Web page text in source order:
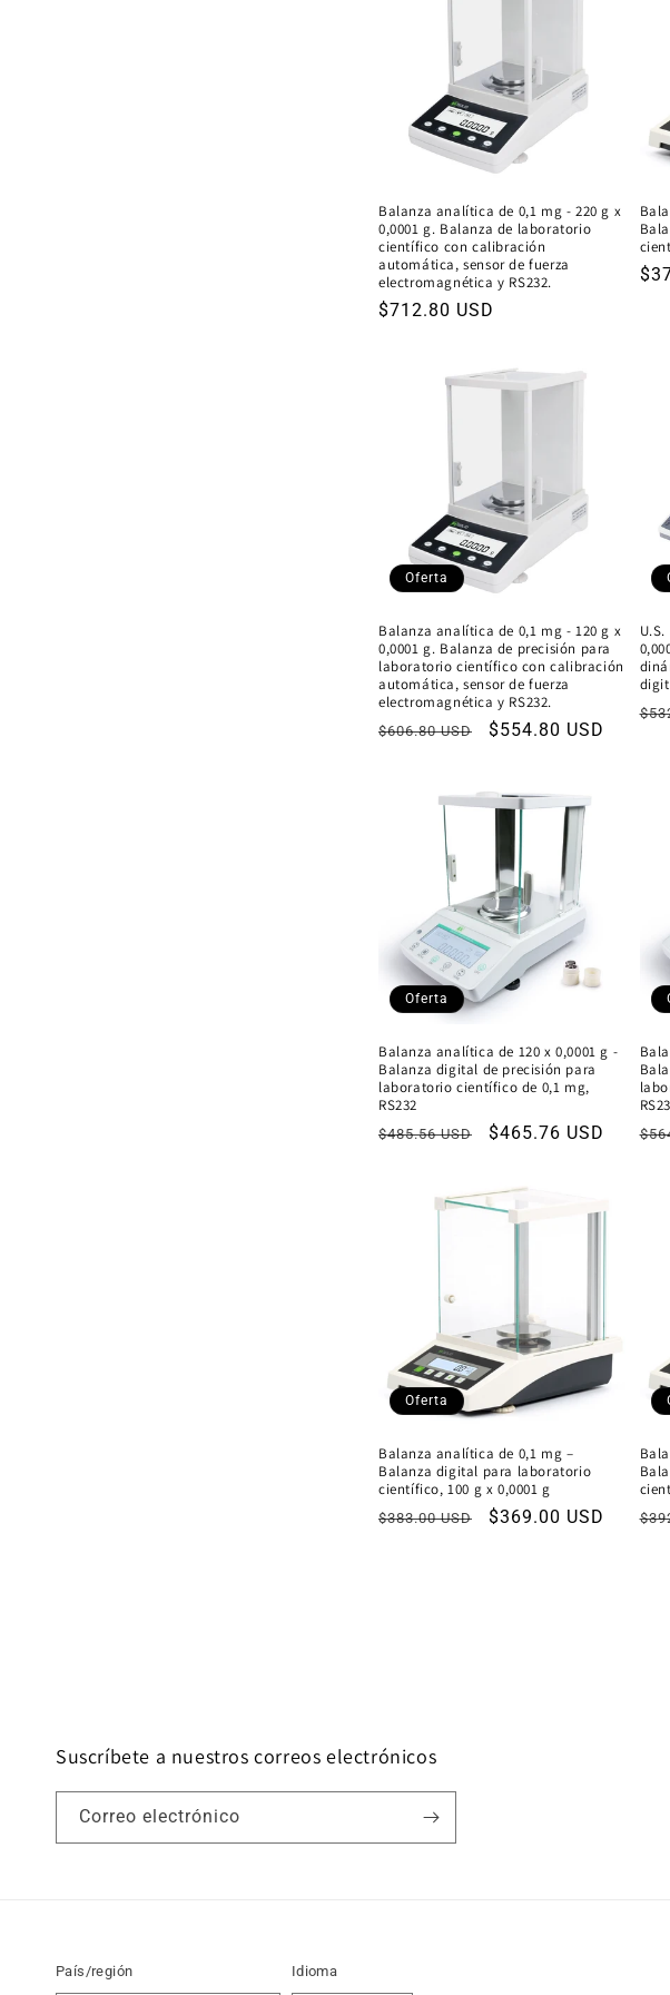
Balanza analítica de 0,1 mg - 220 g x
0,0001 g. Balanza de laboratorio
científico con calibración
automática, sensor de fuerza
electromagnética y RS232.
Precio
$712.80 USD
Oferta
Balanza analítica de 0,1 mg - 120 g x
0,0001 g. Balanza de precisión para
laboratorio científico con calibración
automática, sensor de fuerza
electromagnética y RS232.
Precio
$606.80 USD
Precio
$554.80 USD
Oferta
Balanza analítica de 120 x 0,0001 g -
Balanza digital de precisión para
laboratorio científico de 0,1 mg,
RS232
Precio
$485.56 USD
Precio
oferta
$465.76 USD
Oferta
Balanza analítica de 0,1 mg –
Balanza digital para laboratorio
científico, 100 g x 0,0001 g
Precio
$383.00 USD
Precio
$369.00 USD
Suscríbete a nuestros correos electrónicos
Correo electrónico
País/región Idioma